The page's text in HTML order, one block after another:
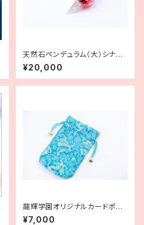
天然石ペンデュラム（大）シナバ
ークォーツ
¥20,000
龍輝学園オリジナルカードポー
チ（大）マリンブルー
¥7,000